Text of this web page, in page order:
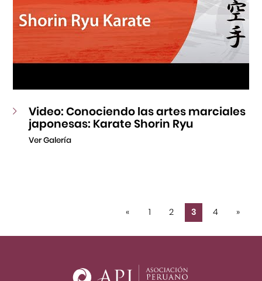
Video: Conociendo las artes marciales
japonesas: Karate Shorin Ryu
Ver Galería
« 1 2 3 4 »